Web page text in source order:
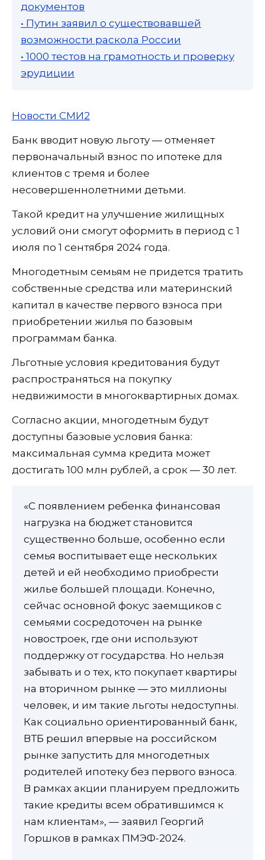
документов
• Путин заявил о существовавшей
возможности раскола России
• 1000 тестов на грамотность и проверку
эрудиции
Новости СМИ2
Банк вводит новую льготу — отменяет
первоначальный взнос по ипотеке для
клиентов с тремя и более
несовершеннолетними детьми.
Такой кредит на улучшение жилищных
условий они смогут оформить в период с 1
июля по 1 сентября 2024 года.
Многодетным семьям не придется тратить
собственные средства или материнский
капитал в качестве первого взноса при
приобретении жилья по базовым
программам банка.
Льготные условия кредитования будут
распространяться на покупку
недвижимости в многоквартирных домах.
Согласно акции, многодетным будут
доступны базовые условия банка:
максимальная сумма кредита может
достигать 100 млн рублей, а срок — 30 лет.
«С появлением ребенка финансовая
нагрузка на бюджет становится
существенно больше, особенно если
семья воспитывает еще нескольких
детей и ей необходимо приобрести
жилье большей площади. Конечно,
сейчас основной фокус заемщиков с
семьями сосредоточен на рынке
новостроек, где они используют
поддержку от государства. Но нельзя
забывать и о тех, кто покупает квартиры
на вторичном рынке — это миллионы
человек, и им такие льготы недоступны.
Как социально ориентированный банк,
ВТБ решил впервые на российском
рынке запустить для многодетных
родителей ипотеку без первого взноса.
В рамках акции планируем предложить
такие кредиты всем обратившимся к
нам клиентам», — заявил Георгий
Горшков в рамках ПМЭФ-2024.